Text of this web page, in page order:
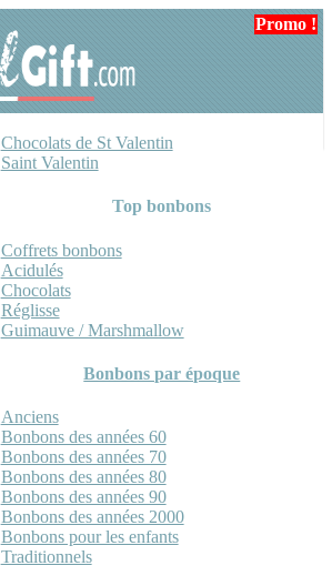
Chocolats de St Valentin
Saint Valentin
Top bonbons
Coffrets bonbons
Acidulés
Chocolats
Réglisse
Guimauve / Marshmallow
Bonbons par époque
Anciens
Bonbons des années 60
Bonbons des années 70
Bonbons des années 80
Bonbons des années 90
Bonbons des années 2000
Bonbons pour les enfants
Traditionnels
Promo !
Promo !